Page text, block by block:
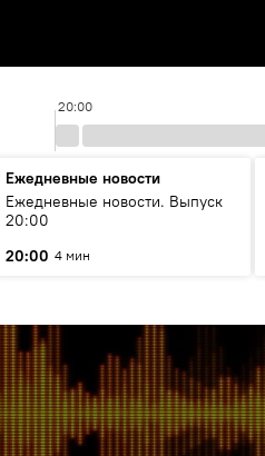
20:00
Ежедневные новости
Ежедневные новости. Выпуск
20:00
20:00 4 мин